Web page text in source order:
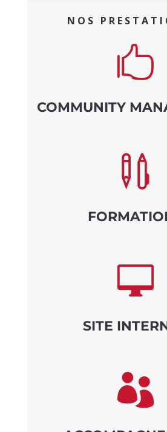
NOS

COMMUNITY


SITE
